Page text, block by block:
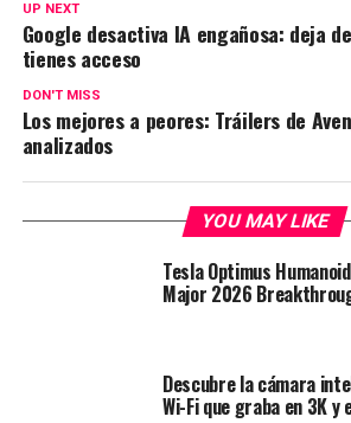
UP NEXT
Google desactiva IA engañosa: deja
tienes acceso
DON'T MISS
Los mejores a peores: Tráilers de
analizados
YOU MAY LIKE
Tesla Optimus
Major 2026
Descubre la cámara
Wi-Fi que graba en 3K